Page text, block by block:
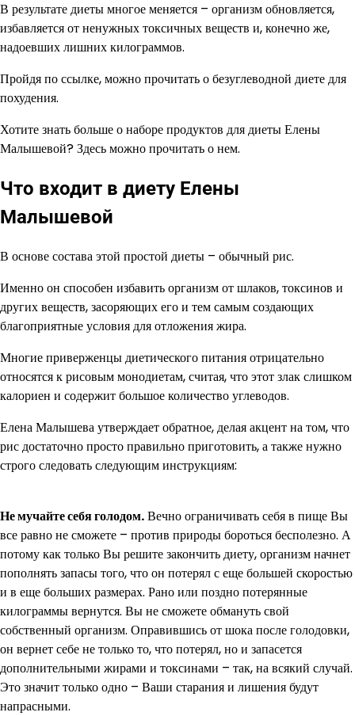
В результате диеты многое меняется – организм обновляется,
избавляется от ненужных токсичных веществ и, конечно же,
надоевших лишних килограммов.
Пройдя по ссылке, можно прочитать о безуглеводной диете для
похудения.
Хотите знать больше о наборе продуктов для диеты Елены
Малышевой? Здесь можно прочитать о нем.
Что входит в диету Елены
Малышевой
В основе состава этой простой диеты – обычный рис.
Именно он способен избавить организм от шлаков, токсинов и
других веществ, засоряющих его и тем самым создающих
благоприятные условия для отложения жира.
Многие приверженцы диетического питания отрицательно
относятся к рисовым монодиетам, считая, что этот злак слишком
калориен и содержит большое количество углеводов.
Елена Малышева утверждает обратное, делая акцент на том, что
рис достаточно просто правильно приготовить, а также нужно
строго следовать следующим инструкциям:
Не мучайте себя голодом.Вечно ограничивать себя в пище Вы
все равно не сможете – против природы бороться бесполезно. А
потому как только Вы решите закончить диету, организм начнет
пополнять запасы того, что он потерял с еще большей скоростью
и в еще больших размерах. Рано или поздно потерянные
килограммы вернутся. Вы не сможете обмануть свой
собственный организм. Оправившись от шока после голодовки,
он вернет себе не только то, что потерял, но и запасется
дополнительными жирами и токсинами – так, на всякий случай.
Это значит только одно – Ваши старания и лишения будут
напрасными.